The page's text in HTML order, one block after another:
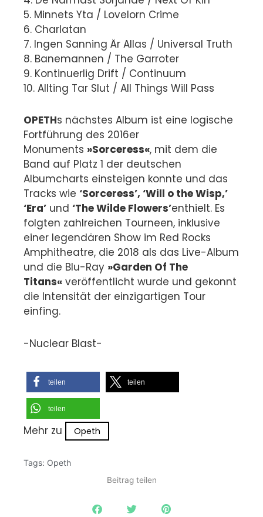
5. Minnets Yta / Lovelorn Crime
6. Charlatan
7. Ingen Sanning Är Allas / Universal Truth
8. Banemannen / The Garroter
9. Kontinuerlig Drift / Continuum
10. Allting Tar Slut / All Things Will Pass
OPETHs nächstes Album ist eine logische
Fortführung des 2016er
Monuments »Sorceress«, mit dem die
Band auf Platz 1 der deutschen
Albumcharts einsteigen konnte und das
Tracks wie ‘Sorceress’, ‘Will o the Wisp,’
‘Era’ und ‘The Wilde Flowers’enthielt. Es
folgten zahlreichen Tourneen, inklusive
einer legendären Show im Red Rocks
Amphitheatre, die 2018 als das Live-Album
und die Blu-Ray »Garden Of The
Titans« veröffentlicht wurde und gekonnt
die Intensität der einzigartigen Tour
einfing.
-Nuclear Blast-
teilen teilen
teilen
Mehr zu Opeth
Tags: Opeth
Beitrag teilen